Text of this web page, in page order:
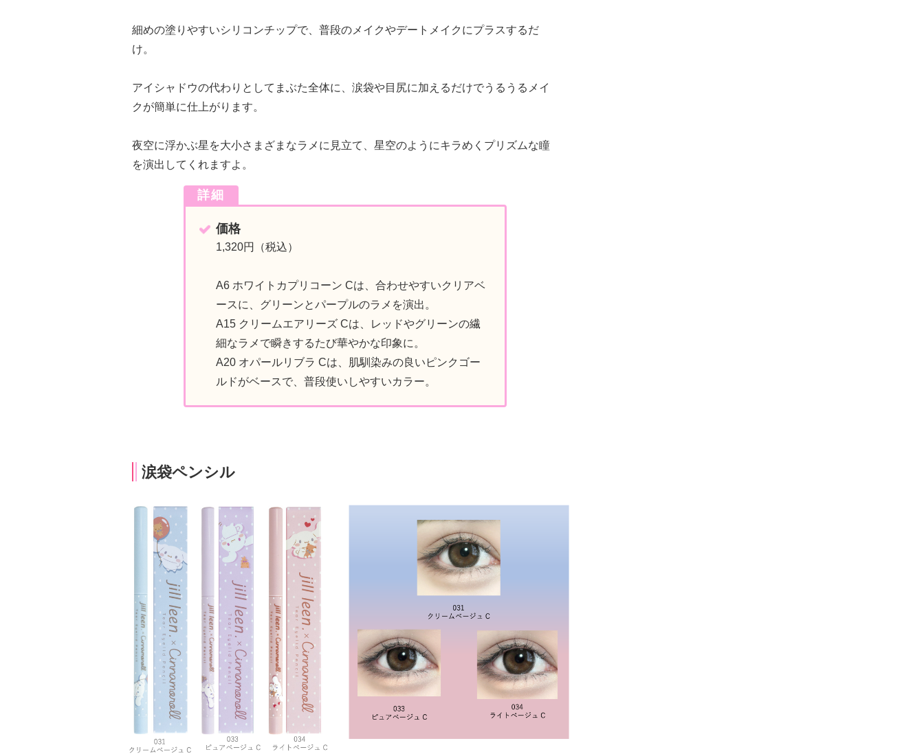
細めの塗りやすいシリコンチップで、普段のメイクやデートメイクにプラスするだ
け。
アイシャドウの代わりとしてまぶた全体に、涙袋や目尻に加えるだけでうるうるメイ
クが簡単に仕上がります。
夜空に浮かぶ星を大小さまざまなラメに見立て、星空のようにキラめくプリズムな瞳
を演出してくれますよ。
詳細
価格
1,320円（税込）
A6 ホワイトカプリコーン Cは、合わせやすいクリアベ
ースに、グリーンとパープルのラメを演出。
A15 クリームエアリーズ Cは、レッドやグリーンの繊
細なラメで瞬きするたび華やかな印象に。
A20 オパールリブラ Cは、肌馴染みの良いピンクゴー
ルドがベースで、普段使いしやすいカラー。
涙袋ペンシル